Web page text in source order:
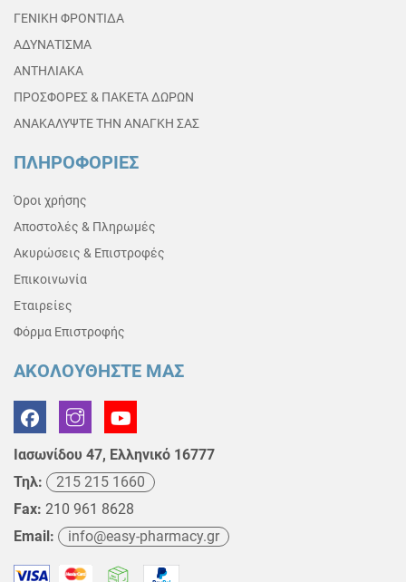
ΓΕΝΙΚΗ ΦΡΟΝΤΙΔΑ
ΑΔΥΝΑΤΙΣΜΑ
ΑΝΤΗΛΙΑΚΑ
ΠΡΟΣΦΟΡΕΣ & ΠΑΚΕΤΑ ΔΩΡΩΝ
ΑΝΑΚΑΛΥΨΤΕ ΤΗΝ ΑΝΑΓΚΗ ΣΑΣ
ΠΛΗΡΟΦΟΡΙΕΣ
Όροι χρήσης
Αποστολές & Πληρωμές
Ακυρώσεις & Επιστροφές
Επικοινωνία
Εταιρείες
Φόρμα Επιστροφής
ΑΚΟΛΟΥΘΗΣΤΕ ΜΑΣ
Ιασωνίδου 47, Ελληνικό 16777
Τηλ:
215 215 1660
Fax: 210 961 8628
Email:
info@easy-pharmacy.gr